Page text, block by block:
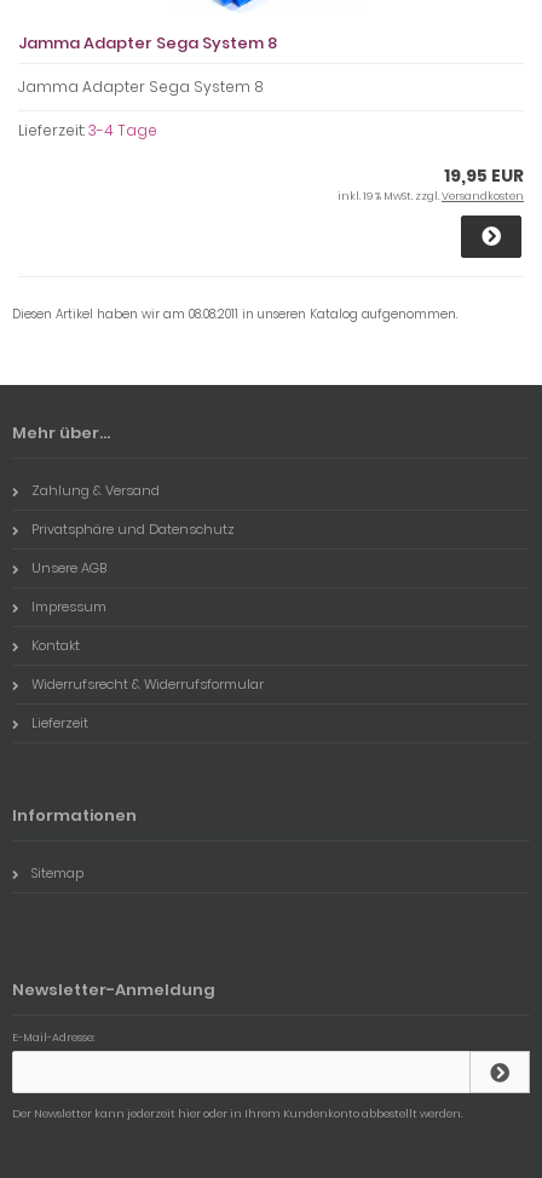
Jamma Adapter Sega System 8
Jamma Adapter Sega System 8
Lieferzeit:3-4 Tage
19,95 EUR
inkl. 19 % MwSt. zzgl.Versandkosten
Diesen Artikel haben wir am 08.08.2011 in unseren Katalog aufgenommen.
Mehr über...
Zahlung & Versand
Privatsphäre und Datenschutz
Unsere AGB
Impressum
Kontakt
Widerrufsrecht & Widerrufsformular
Lieferzeit
Informationen
Sitemap
Newsletter-Anmeldung
E-Mail-Adresse:
Der Newsletter kann jederzeit hier oder in Ihrem Kundenkonto abbestellt werden.